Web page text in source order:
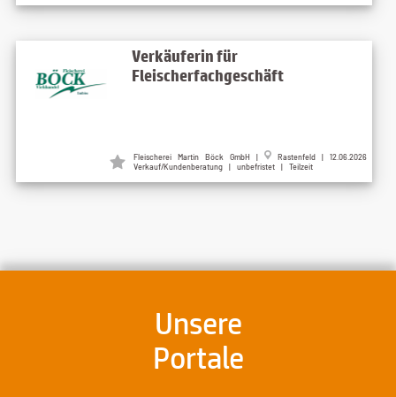
Verkäuferin für
Fleischerfachgeschäft
Fleischerei Martin Böck GmbH |
Rastenfeld | 12.06.2026
Verkauf/Kundenberatung | unbefristet | Teilzeit
Unsere
Portale